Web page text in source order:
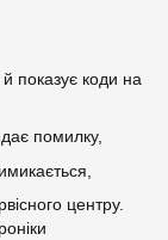
показує коди на
помилку,
центру.